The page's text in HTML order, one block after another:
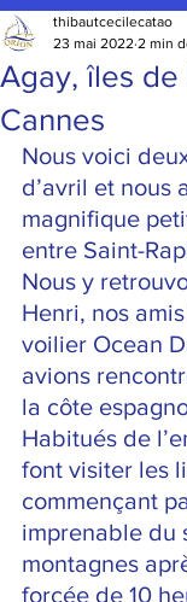
Agay, îles de
Cannes
thibautcecilecatao
23 mai 2022 2 min
Nous voici
d’avril et nous
magnifique
entre Saint-
Nous y
Henri, nos
voilier Ocean
avions
la côte
Habitués de
font visiter les
commençant
imprenable du
montagnes
forcée de 10